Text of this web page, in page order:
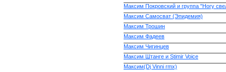
Максим Покровский и группа "Ногу
Максим Самосват (Эпидемия)
Максим Трошин
Максим Фадеев
Максим Чигинцев
Максим Штанге и Stimir Voice
Максим(Dj Vinni rmx)